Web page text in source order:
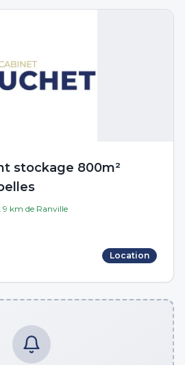
stockage 800m²
9 km de Ranville
Location